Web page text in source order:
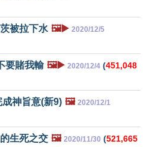
被拉下水 🖼️▶️ 2020/12/5
要賭我輸 🖼️▶️ 2020/12/4 (451,048
神旨意(新9) 🖼️ 2020/12/1
生死之交 🖼️ 2020/11/30 (521,665